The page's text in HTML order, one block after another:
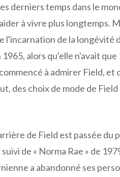
derniers temps dans le
à vivre plus longtemps.
de la longévité
alors qu'elle n'avait
à admirer Field,
des choix de mode de
de Field est passée
de « Norma Rae » de
a abandonné ses